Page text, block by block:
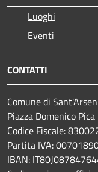
Luoghi
Eventi
CONTATTI
Comune di
Piazza Domenico
Codice Fiscale:
Partita IVA:
IBAN: